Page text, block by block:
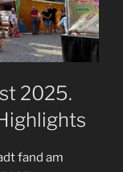
2025.
fand am